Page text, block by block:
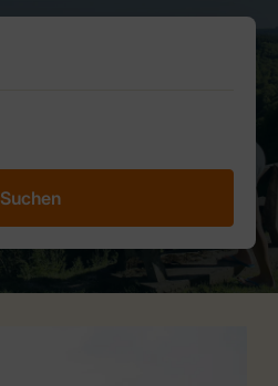
Suchen